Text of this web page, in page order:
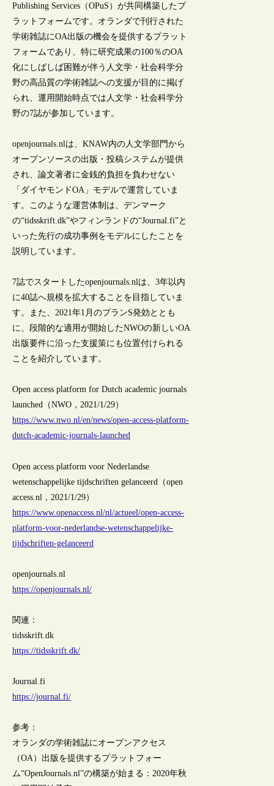
Publishing Services（OPuS）が共同構築したプ
ラットフォームです。オランダで刊行された
学術雑誌にOA出版の機会を提供するプラット
フォームであり、特に研究成果の100％のOA
化にしばしば困難が伴う人文学・社会科学分
野の高品質の学術雑誌への支援が目的に掲げ
られ、運用開始時点では人文学・社会科学分
野の7誌が参加しています。
openjournals.nlは、KNAW内の人文学部門から
オープンソースの出版・投稿システムが提供
され、論文著者に金銭的負担を負わせない
「ダイヤモンドOA」モデルで運営していま
す。このような運営体制は、デンマーク
の“tidsskrift.dk”やフィンランドの“Journal.fi”と
いった先行の成功事例をモデルにしたことを
説明しています。
7誌でスタートしたopenjournals.nlは、3年以内
に40誌へ規模を拡大することを目指していま
す。また、2021年1月のプランS発効ととも
に、段階的な適用が開始したNWOの新しいOA
出版要件に沿った支援策にも位置付けられる
ことを紹介しています。
Open access platform for Dutch academic journals
launched（NWO，2021/1/29）
https://www.nwo.nl/en/news/open-access-platform-
dutch-academic-journals-launched
Open access platform voor Nederlandse
wetenschappelijke tijdschriften gelanceerd（open
access.nl，2021/1/29）
https://www.openaccess.nl/nl/actueel/open-access-
platform-voor-nederlandse-wetenschappelijke-
tijdschriften-gelanceerd
openjournals.nl
https://openjournals.nl/
関連：
tidsskrift.dk
https://tidsskrift.dk/
Journal.fi
https://journal.fi/
参考：
オランダの学術雑誌にオープンアクセス
（OA）出版を提供するプラットフォー
ム“OpenJournals.nl”の構築が始まる：2020年秋